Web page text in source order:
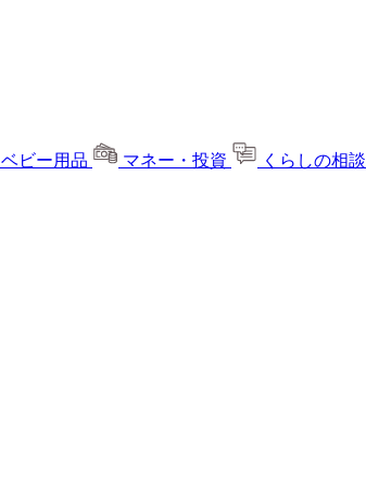
ベビー用品 マネー・投資 くらしの相談